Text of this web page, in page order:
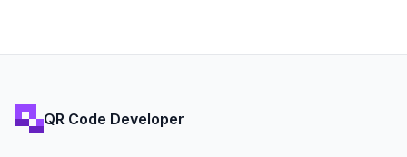
QR Code Developer